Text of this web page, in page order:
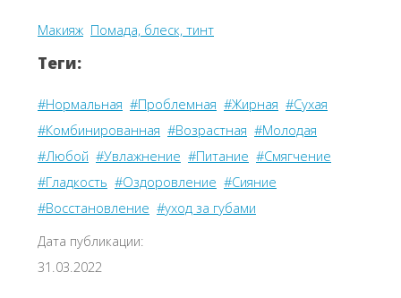
Макияж Помада, блеск, тинт
Теги:
#Нормальная #Проблемная #Жирная #Сухая
#Комбинированная #Возрастная #Молодая
#Любой #Увлажнение #Питание #Смягчение
#Гладкость #Оздоровление #Сияние
#Восстановление #уход за губами
Дата публикации:
31.03.2022